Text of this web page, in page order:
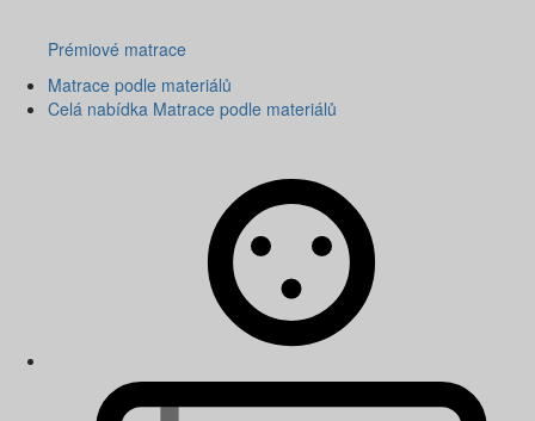
Prémiové matrace
Matrace podle materiálů
Celá nabídka Matrace podle materiálů